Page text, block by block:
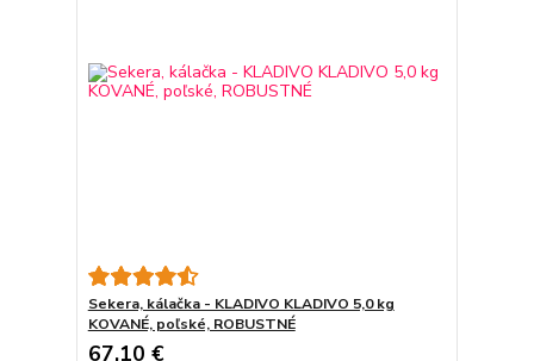
Sekera, kálačka - KLADIVO KLADIVO 5,0 kg
KOVANÉ, poľské, ROBUSTNÉ
67,10 €